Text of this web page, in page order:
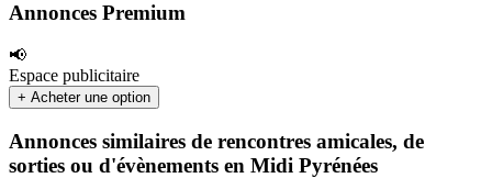
Annonces Premium
📢
Espace publicitaire
+ Acheter une option
Annonces similaires de rencontres amicales, de
sorties ou d'évènements en Midi Pyrénées